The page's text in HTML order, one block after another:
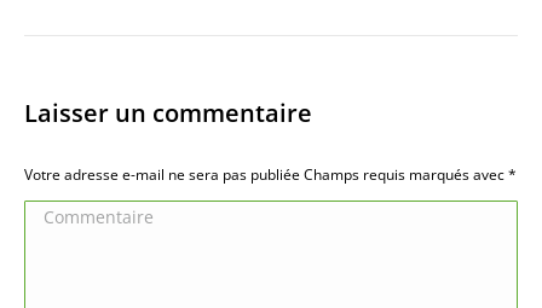
Laisser un commentaire
Votre adresse e-mail ne sera pas publiée Champs requis marqués avec*
Commentaire